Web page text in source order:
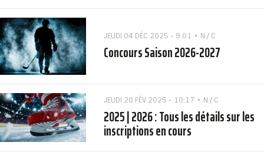
JEUDI 04 DÉC 2025 - 9:01 N / C
Concours Saison 2026-2027
JEUDI 20 FÉV 2025 - 10:17 N / C
2025 | 2026 : Tous les détails sur les
inscriptions en cours